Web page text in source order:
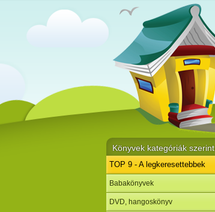
Könyvek kategóriák szerint
TOP 9 - A legkeresettebbek
Babakönyvek
DVD, hangoskönyv